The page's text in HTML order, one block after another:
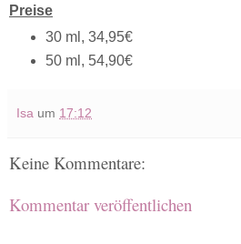
Preise
30 ml, 34,95€
50 ml, 54,90€
Isa um 17:12
Keine Kommentare:
Kommentar veröffentlichen